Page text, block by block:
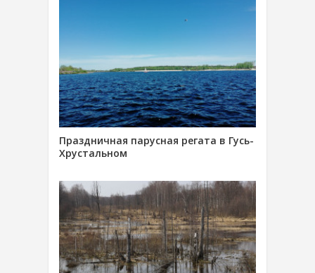
Праздничная парусная регата в Гусь-
Хрустальном